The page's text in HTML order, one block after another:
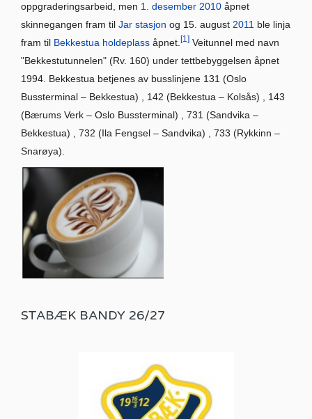
oppgraderingsarbeid, men 1. desember 2010 åpnet
skinnegangen fram til Jar stasjon og 15. august 2011 ble linja
fram til Bekkestua holdeplass åpnet. [1] Veitunnel med navn
"Bekkestutunnelen" (Rv. 160) under tettbebyggelsen åpnet
1994. Bekkestua betjenes av busslinjene 131 (Oslo
Bussterminal – Bekkestua) , 142 (Bekkestua – Kolsås) , 143
(Bærums Verk – Oslo Bussterminal) , 731 (Sandvika –
Bekkestua) , 732 (Ila Fengsel – Sandvika) , 733 (Rykkinn –
Snarøya).
STABÆK BANDY 26/27